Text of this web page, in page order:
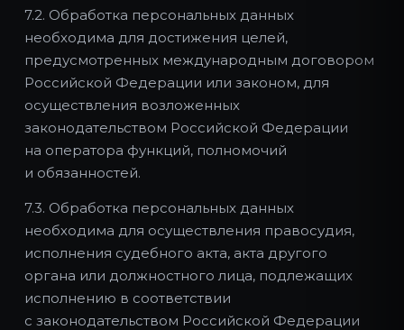
7.2. Обработка персональных данных
необходима для достижения целей,
предусмотренных международным договором
Российской Федерации или законом, для
осуществления возложенных
законодательством Российской Федерации
на оператора функций, полномочий
и обязанностей.
7.3. Обработка персональных данных
необходима для осуществления правосудия,
исполнения судебного акта, акта другого
органа или должностного лица, подлежащих
исполнению в соответствии
с законодательством Российской Федерации